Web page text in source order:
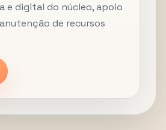
e digital do núcleo, apoio
de recursos